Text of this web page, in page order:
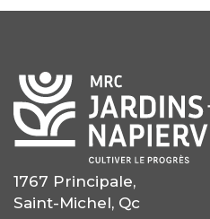
1767 Principale,
Saint-Michel, Qc